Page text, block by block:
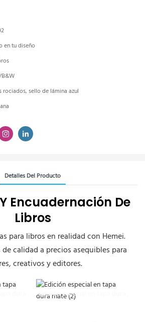
en tu diseño
rociados, sello de lámina azul
Detalles Del Producto
Encuadernación De
Libros
para libros en realidad con Hemei.
calidad a precios asequibles para
creativos y editores.
dura
Edición especial en tapa dura